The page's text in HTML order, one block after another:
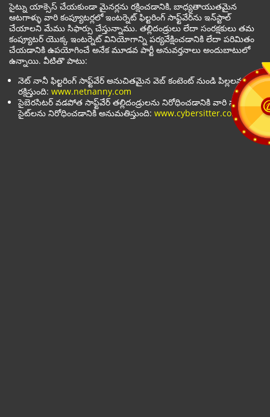
సైట్ను యాక్సెస్ చేయకుండా మైనర్లను రక్షించడానికి, బాధ్యతాయుతమైన
ఆటగాళ్ళు వారి కంప్యూటర్లలో ఇంటర్నెట్ ఫిల్టరింగ్ సాఫ్ట్‌వేర్‌ను ఇన్‌స్టాల్
చేయాలని మేము సిఫార్సు చేస్తున్నాము. తల్లిదండ్రులు లేదా సంరక్షకులు తమ
కంప్యూటర్ యొక్క ఇంటర్నెట్ వినియోగాన్ని పర్యవేక్షించడానికి లేదా పరిమితం
చేయడానికి ఉపయోగించే అనేక మూడవ పార్టీ అనువర్తనాలు అందుబాటులో
ఉన్నాయి. వీటితొ పాటు:
నెట్ నానీ ఫిల్టరింగ్ సాఫ్ట్‌వేర్ అనుచితమైన వెబ్ కంటెంట్ నుండి పిల్లలను
రక్షిస్తుంది: www.netnanny.com
సైబెరసిటర్ వడపోత సాఫ్ట్‌వేర్ తల్లిదండ్రులను నిరోధించడానికి వారి స్వంత
సైట్‌లను నిరోధించడానికి అనుమతిస్తుంది: www.cybersitter.com